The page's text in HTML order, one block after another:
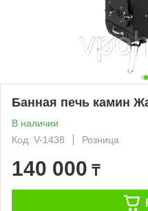
Банная печь камин
В наличии
Код: V-1438
Розница
140 000 ₸